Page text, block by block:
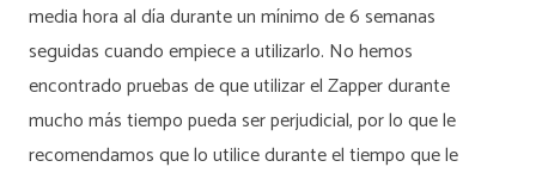
media hora al día durante un mínimo de 6 semanas
seguidas cuando empiece a utilizarlo. No hemos
encontrado pruebas de que utilizar el Zapper durante
mucho más tiempo pueda ser perjudicial, por lo que le
recomendamos que lo utilice durante el tiempo que le